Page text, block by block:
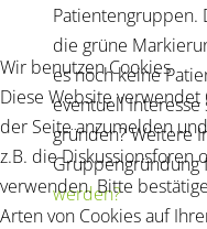
Patientengruppen.
die grüne
es noch keine
eventuell
gründen? Weitere
Gruppengründung
werden?
Wir benutzen Cookies
Diese Website
der Seite anzumelden
z.B. die Diskussionsforen
verwenden. Bitte
Arten von Cookies auf